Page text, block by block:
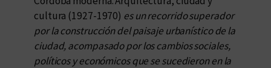
cultura (1927-1970) es un recorrido superador
por la construcción del paisaje urbanístico de la
ciudad, acompasado por los cambios sociales,
políticos y económicos que se sucedieron en la